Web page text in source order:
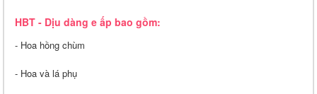
HBT - Dịu dàng e ấp bao gồm:
- Hoa hồng chùm
- Hoa và lá phụ